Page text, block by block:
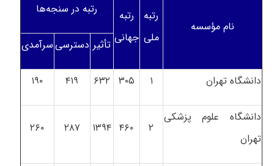
نام مؤسسه
رتبه
ملی
رتبه
جهانی
رتبه در سنجه‌ها
تأثیر دسترسیسرآمدی
دانشگاه تهران ۱ ۳۰۵ ۶۳۲ ۴۱۹ ۱۹۰
دانشگاه علوم پزشکی
تهران
۲ ۴۶۰ ۱۳۹۴ ۲۸۷ ۲۶۰